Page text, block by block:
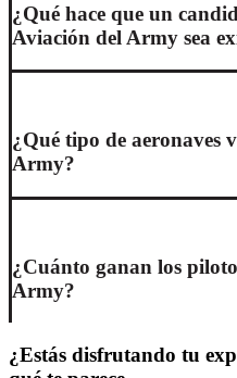
¿Qué hace que un
Aviación del Army sea
¿Qué tipo de aeronaves
Army?
¿Cuánto ganan los
Army?
¿Estás disfrutando tu